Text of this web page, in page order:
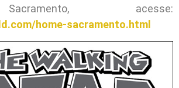
acesse:
home-sacramento.html